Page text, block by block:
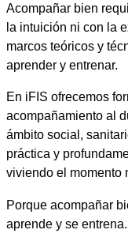
Acompañar bien
la intuición ni con la
marcos teóricos y
aprender y entrenar.
En iFIS ofrecemos
acompañamiento al
ámbito social,
práctica y
viviendo el momento
Porque acompañar
aprende y se entrena.